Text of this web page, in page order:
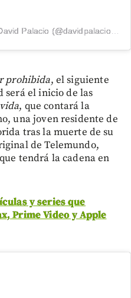
Una publicación compartida de David Palacio (@davidpalacio91)
prohibida, el siguiente
será el inicio de las
, que contará la
una joven residente de
tras la muerte de su
de Telemundo,
tendrá la cadena en
y series que
Prime Video y Apple